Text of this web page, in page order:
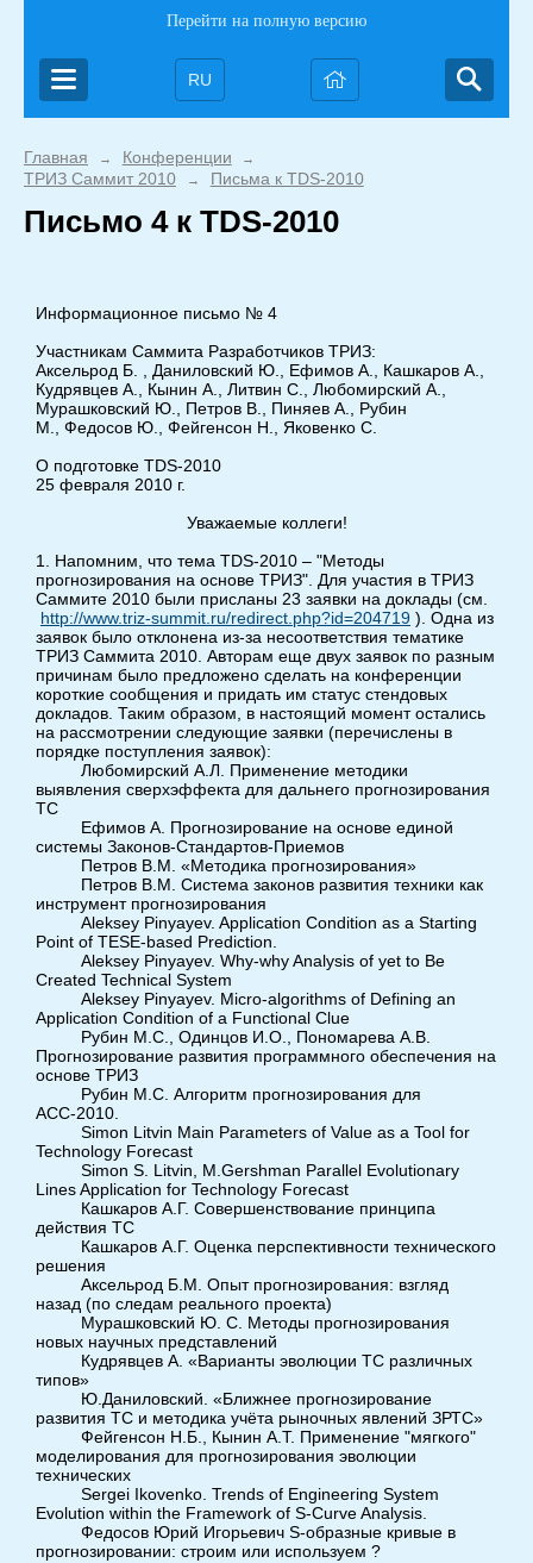
Перейти на полную версию
RU
Главная → Конференции →
ТРИЗ Саммит 2010 → Письма к TDS-2010
Письмо 4 к TDS-2010
Информационное письмо № 4
Участникам Саммита Разработчиков ТРИЗ:
Аксельрод Б. , Даниловский Ю., Ефимов А., Кашкаров А.,
Кудрявцев А., Кынин А., Литвин С., Любомирский А.,
Мурашковский Ю., Петров В., Пиняев А., Рубин
М., Федосов Ю., Фейгенсон Н., Яковенко С.
О подготовке TDS-2010
25 февраля 2010 г.
Уважаемые коллеги!
1. Напомним, что тема TDS-2010 – "Методы
прогнозирования на основе ТРИЗ". Для участия в ТРИЗ
Саммите 2010 были присланы 23 заявки на доклады (см.
http://www.triz-summit.ru/redirect.php?id=204719 ). Одна из
заявок было отклонена из-за несоответствия тематике
ТРИЗ Саммита 2010. Авторам еще двух заявок по разным
причинам было предложено сделать на конференции
короткие сообщения и придать им статус стендовых
докладов. Таким образом, в настоящий момент остались
на рассмотрении следующие заявки (перечислены в
порядке поступления заявок):
Любомирский А.Л. Применение методики
выявления сверхэффекта для дальнего прогнозирования
ТС
Ефимов А. Прогнозирование на основе единой
системы Законов-Стандартов-Приемов
Петров В.М. «Методика прогнозирования»
Петров В.М. Система законов развития техники как
инструмент прогнозирования
Aleksey Pinyayev. Application Condition as a Starting
Point of TESE-based Prediction.
Aleksey Pinyayev. Why-why Analysis of yet to Be
Created Technical System
Aleksey Pinyayev. Micro-algorithms of Defining an
Application Condition of a Functional Clue
Рубин М.С., Одинцов И.О., Пономарева А.В.
Прогнозирование развития программного обеспечения на
основе ТРИЗ
Рубин М.С. Алгоритм прогнозирования для
АСС-2010.
Simon Litvin Main Parameters of Value as a Tool for
Technology Forecast
Simon S. Litvin, M.Gershman Parallel Evolutionary
Lines Application for Technology Forecast
Кашкаров А.Г. Совершенствование принципа
действия ТС
Кашкаров А.Г. Оценка перспективности технического
решения
Аксельрод Б.М. Опыт прогнозирования: взгляд
назад (по следам реального проекта)
Мурашковский Ю. С. Методы прогнозирования
новых научных представлений
Кудрявцев А. «Варианты эволюции ТС различных
типов»
Ю.Даниловский. «Ближнее прогнозирование
развития ТС и методика учёта рыночных явлений ЗРТС»
Фейгенсон Н.Б., Кынин А.Т. Применение "мягкого"
моделирования для прогнозирования эволюции
технических
Sergei Ikovenko. Trends of Engineering System
Evolution within the Framework of S-Curve Analysis.
Федосов Юрий Игорьевич S-образные кривые в
прогнозировании: строим или используем ?